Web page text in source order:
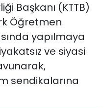
Başkanı (KTTB)
Öğretmen
yapılmaya
ve siyasi
sendikalarına